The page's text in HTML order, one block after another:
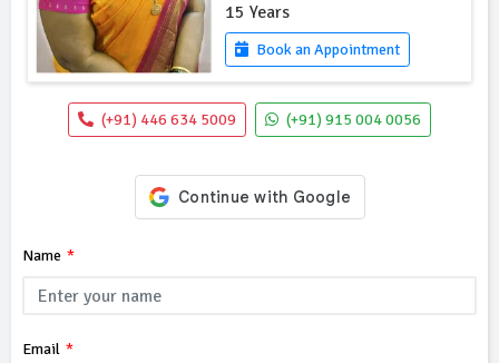
15 Years
Book an Appointment
(+91) 446 634 5009 (+91) 915 004 0056
Name
Email